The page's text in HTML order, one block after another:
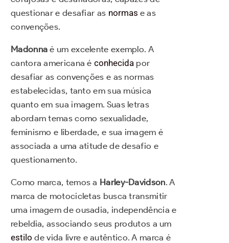
questionar e desafiar as normas e as
convenções.
Madonna é um excelente exemplo. A
cantora americana éconhecida por
desafiar as convenções e as normas
estabelecidas, tanto em sua música
quanto em sua imagem. Suas letras
abordam temas como sexualidade,
feminismo e liberdade, e sua imagem é
associada a uma atitude de desafio e
questionamento.
Como marca, temos a Harley-Davidson. A
marca de motocicletas busca transmitir
uma imagem de ousadia, independência e
rebeldia, associando seus produtos a um
estilo de vida livre e autêntico. A marca é